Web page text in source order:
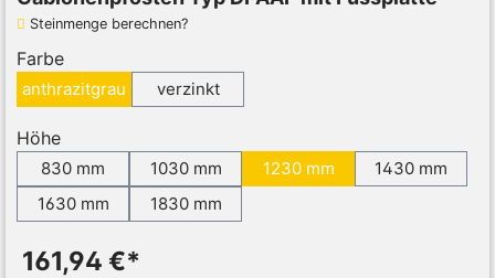
Steinmenge berechnen?
Farbe
anthrazitgrau verzinkt
Höhe
830 mm 1030 mm 1230 mm
1430 mm
1630 mm
1830 mm
161,94 €*